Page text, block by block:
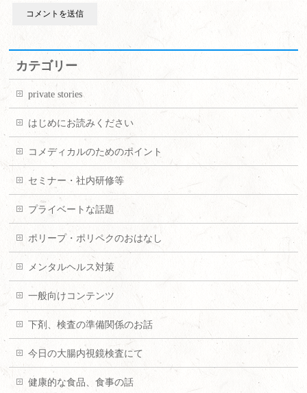
カテゴリー
private stories
はじめにお読みください
コメディカルのためのポイント
セミナー・社内研修等
プライベートな話題
ポリープ・ポリペクのおはなし
メンタルヘルス対策
一般向けコンテンツ
下剤、検査の準備関係のお話
今日の大腸内視鏡検査にて
健康的な食品、食事の話